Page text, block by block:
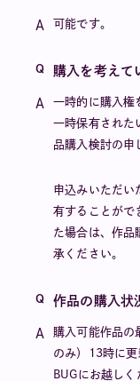
可能です。
購入を考えて
一時的に購入権
一時保有された
品購入検討の申
申込みいただい
有することがで
た場合は、作品
承ください。
作品の購入状
購入可能作品の
のみ）13時に更
BUGにお越しく